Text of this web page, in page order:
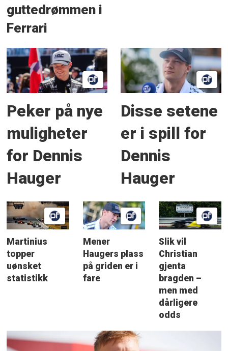
guttedrømmen i
Ferrari
Peker på nye
muligheter
for Dennis
Hauger
Disse setene
er i spill for
Dennis
Hauger
Martinius
topper
uønsket
statistikk
Mener
Haugers plass
på griden er i
fare
Slik vil
Christian
gjenta
bragden –
men med
dårligere
odds